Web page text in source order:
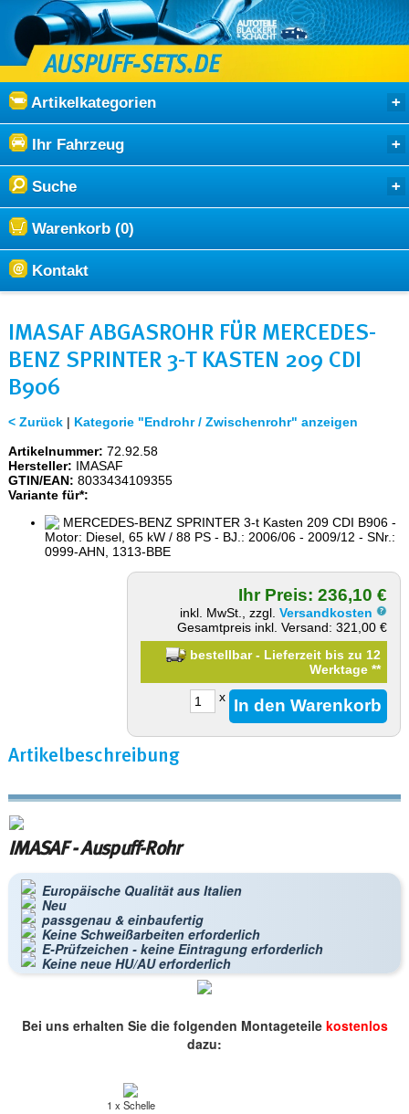
Artikelkategorien
Ihr Fahrzeug
Suche
Warenkorb (0)
Kontakt
IMASAF ABGASROHR FÜR MERCEDES-
BENZ SPRINTER 3-T KASTEN 209 CDI
B906
< Zurück| Kategorie "Endrohr / Zwischenrohr" anzeigen
Artikelnummer: 72.92.58
Hersteller: IMASAF
GTIN/EAN: 8033434109355
Variante für*:
MERCEDES-BENZ SPRINTER 3-t Kasten 209 CDI B906 -
Motor: Diesel, 65 kW / 88 PS - BJ.: 2006/06 - 2009/12 - SNr.:
0999-AHN, 1313-BBE
Ihr Preis: 236,10 €
inkl. MwSt., zzgl.Versandkosten
Gesamtpreis inkl. Versand: 321,00 €
bestellbar - Lieferzeit bis zu 12
Werktage**
x
Artikelbeschreibung
IMASAF - Auspuff-Rohr
Europäische Qualität aus Italien
Neu
passgenau & einbaufertig
Keine Schweißarbeiten erforderlich
E-Prüfzeichen - keine Eintragung erforderlich
Keine neue HU/AU erforderlich
Bei uns erhalten Sie die folgenden Montageteile kostenlos
dazu:
1 x Schelle